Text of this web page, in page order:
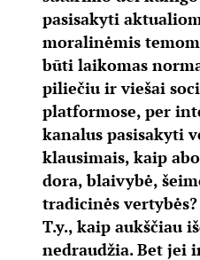
pasisakyti
moralinėmis
būti laikomas
piliečiu ir viešai
platformose, per
kanalus pasisakyti
klausimais, kaip
dora, blaivybė,
tradicinės
T.y., kaip aukščiau
nedraudžia. Bet jei